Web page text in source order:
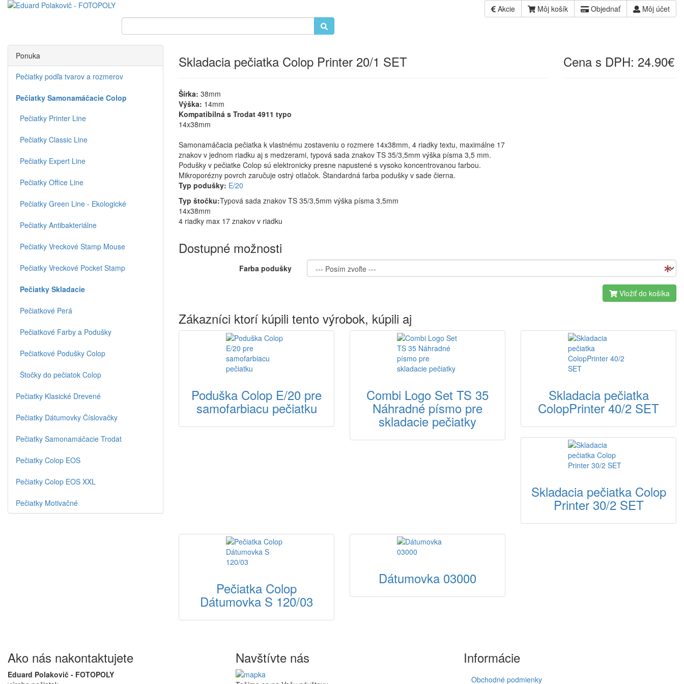
Akcie Môj košík Objednať Môj účet
Skladacia pečiatka Colop Printer 20/1 SET Cena s DPH: 24.90€
Šírka: 38mm
Výška: 14mm
Kompatibilná s Trodat 4911 typo
14x38mm
Samonamáčacia pečiatka k vlastnému zostaveniu o rozmere 14x38mm, 4 riadky textu, maximálne 17
znakov v jednom riadku aj s medzerami, typová sada znakov TS 35/3,5mm výška písma 3,5 mm.
Podušky v pečiatke Colop sú elektronicky presne napustené s vysoko koncentrovanou farbou.
Mikroporézny povrch zaručuje ostrý otlačok. Štandardná farba podušky v sade čierna.
Typ podušky: E/20
Typ štočku:Typová sada znakov TS 35/3,5mm výška písma 3,5mm
14x38mm
4 riadky max 17 znakov v riadku
Dostupné možnosti
Farba podušky
Vložiť do košíka
Zákazníci ktorí kúpili tento výrobok, kúpili aj
Poduška Colop E/20 pre
samofarbiacu pečiatku
Combi Logo Set TS 35
Náhradné písmo pre
skladacie pečiatky
Skladacia pečiatka
ColopPrinter 40/2 SET
Skladacia pečiatka Colop
Printer 30/2 SET
Pečiatka Colop
Dátumovka S 120/03
Dátumovka 03000
Ponuka
Pečiatky podľa tvarov a rozmerov
Pečiatky Samonamáčacie Colop
Pečiatky Printer Line
Pečiatky Classic Line
Pečiatky Expert Line
Pečiatky Office Line
Pečiatky Green Line - Ekologické
Pečiatky Antibakteriálne
Pečiatky Vreckové Stamp Mouse
Pečiatky Vreckové Pocket Stamp
Pečiatky Skladacie
Pečiatkové Perá
Pečiatkové Farby a Podušky
Pečiatkové Podušky Colop
Štočky do pečiatok Colop
Pečiatky Klasické Drevené
Pečiatky Dátumovky Číslovačky
Pečiatky Samonamáčacie Trodat
Pečiatky Colop EOS
Pečiatky Colop EOS XXL
Pečiatky Motivačné
Ako nás nakontaktujete
Eduard Polakovič - FOTOPOLY
Navštívte nás Informácie
Obchodné podmienky